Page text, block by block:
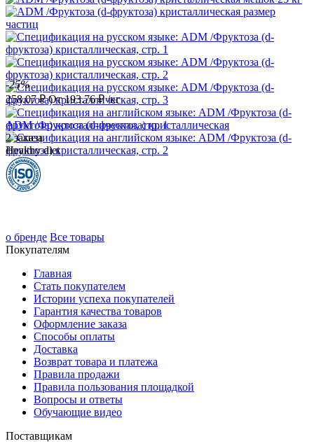
-25%
258.07 ₽ От193.76 ₽/кг
ADM /Фруктоза (d-фруктоза) кристаллическая
2 заказа
Healthy diet
о бренде Все товары
Покупателям
Главная
Стать покупателем
Истории успеха покупателей
Гарантия качества товаров
Оформление заказа
Способы оплаты
Доставка
Возврат товара и платежа
Правила продажи
Правила пользования площадкой
Вопросы и ответы
Обучающие видео
Поставщикам